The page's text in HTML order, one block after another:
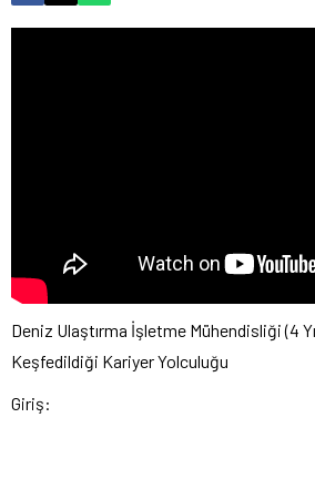
Deniz Ulaştırma İşletme Mühendisliği (4
Keşfedildiği Kariyer Yolculuğu
Giriş: